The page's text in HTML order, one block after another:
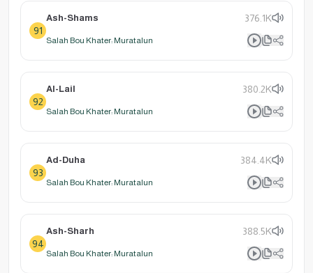
91
Ash-Shams 376.1K
Salah Bou Khater: Muratalun
92
Al-Lail 380.2K
Salah Bou Khater: Muratalun
93
Ad-Duha 384.4K
Salah Bou Khater: Muratalun
94
Ash-Sharh 388.5K
Salah Bou Khater: Muratalun